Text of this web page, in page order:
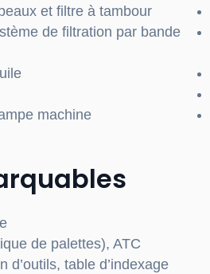
et filtre à tambour
de filtration par bande
machine
de palettes), ATC
d’outils, table d’indexage